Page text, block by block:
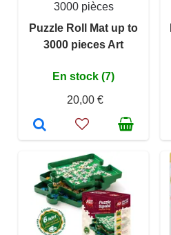
3000 pièces
Puzzle Roll Mat up to
3000 pieces Art
En stock (7)
20,00 €